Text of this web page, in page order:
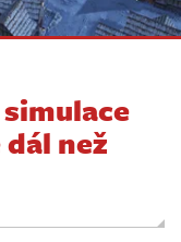
než